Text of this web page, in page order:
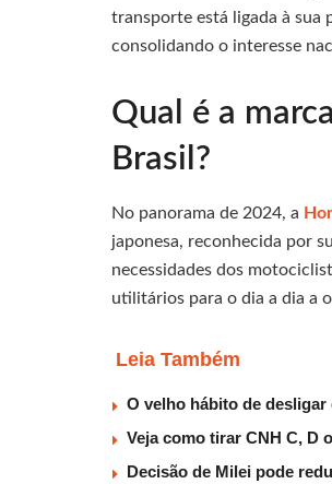
transporte está ligada à sua
consolidando o interesse
Qual é a
Brasil?
No panorama de 2024, a
japonesa, reconhecida por
necessidades dos
utilitários para o dia a dia a
Leia Também
O velho hábito de
Veja como tirar CNH C, D
Decisão de Milei pode